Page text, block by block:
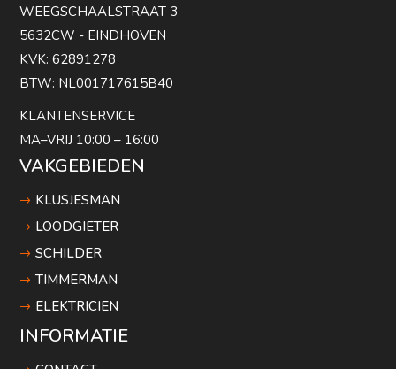
WEEGSCHAALSTRAAT 3
5632CW - EINDHOVEN
KVK: 62891278
BTW: NL001717615B40
KLANTENSERVICE
MA–VRIJ 10:00 – 16:00
VAKGEBIEDEN
KLUSJESMAN
LOODGIETER
SCHILDER
TIMMERMAN
ELEKTRICIEN
INFORMATIE